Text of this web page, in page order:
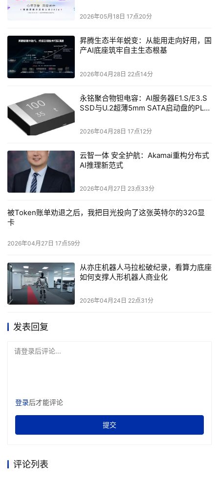
2026年05月18日 17点20分
昇腾生态半年蜕变：从能用走向好用，国
产AI底座筑牢自主生态根基
2026年04月28日 22点14分
永铭聚合物钽电容：AI服务器E1.S/E3.S
SSD与U.2超薄5mm SATA启动盘的PLP
2026年04月28日 17点12分
云智一体 安全护航：Akamai重构分布式
AI推理新范式
2026年04月27日 23点33分
被Token账单劝退之后，我把目光投向了这张英特尔的32G显
卡
2026年04月27日 17点59分
从亦庄机器人马拉松破纪录，看算力底座
如何支撑人形机器人商业化
2026年04月24日 22点31分
发表回复
请登录后评论...
登录后才能评论
提交
评论列表